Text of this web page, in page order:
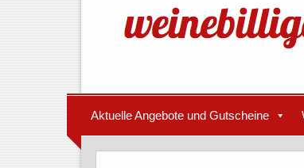
Aktuelle Angebote und Gutscheine